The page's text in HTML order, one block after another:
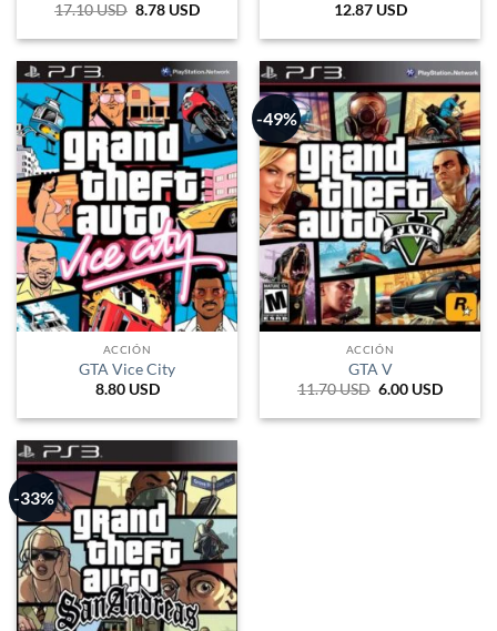
17.10USD El
original
28.215 ARS.
8.78 USD
actual
14.487 ARS.
12.87 USD
ACCIÓN
GTA Vice City
8.80 USD
-49%
ACCIÓN
GTA V
11.70USD El
original
6.00 USD
actual
-33%